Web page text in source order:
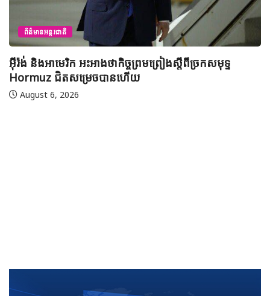
ព័ត៌មានជាតិ
យុវសិស្សកម្ពុជា២រូបចូលរួមប្រឡងទន្ទេញគម្ពីរអាល់គូរអានចាំ
មាត់លំដាប់ពិភពលោក លើកទី៤៦ នៅទីក្រុងម៉ាក់កះ ប្រទេស
អារ៉ាប៊ីសាអូឌីត
August 7, 2026